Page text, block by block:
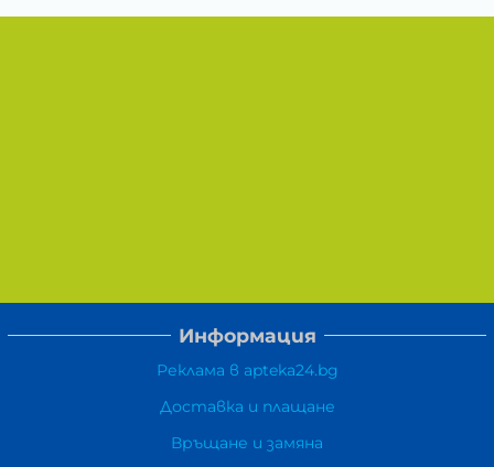
Информация
Реклама в apteka24.bg
Доставка и плащане
Връщане и замяна